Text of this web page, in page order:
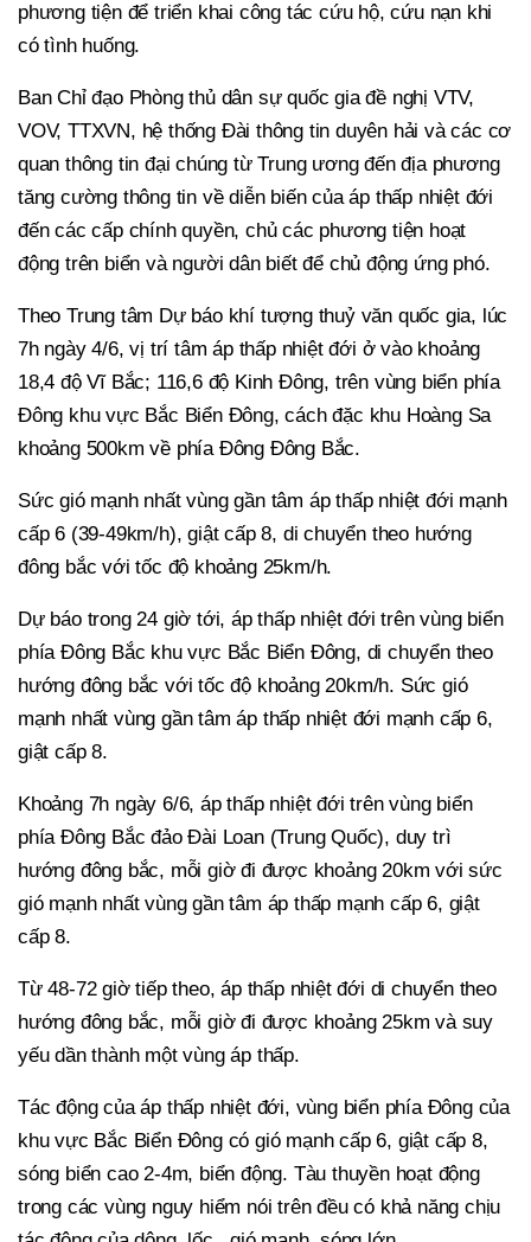
phương tiện để triển khai công tác cứu hộ, cứu nạn khi
có tình huống.
Ban Chỉ đạo Phòng thủ dân sự quốc gia đề nghị VTV,
VOV, TTXVN, hệ thống Đài thông tin duyên hải và các cơ
quan thông tin đại chúng từ Trung ương đến địa phương
tăng cường thông tin về diễn biến của áp thấp nhiệt đới
đến các cấp chính quyền, chủ các phương tiện hoạt
động trên biển và người dân biết để chủ động ứng phó.
Theo Trung tâm Dự báo khí tượng thuỷ văn quốc gia, lúc
7h ngày 4/6, vị trí tâm áp thấp nhiệt đới ở vào khoảng
18,4 độ Vĩ Bắc; 116,6 độ Kinh Đông, trên vùng biển phía
Đông khu vực Bắc Biển Đông, cách đặc khu Hoàng Sa
khoảng 500km về phía Đông Đông Bắc.
Sức gió mạnh nhất vùng gần tâm áp thấp nhiệt đới mạnh
cấp 6 (39-49km/h), giật cấp 8, di chuyển theo hướng
đông bắc với tốc độ khoảng 25km/h.
Dự báo trong 24 giờ tới, áp thấp nhiệt đới trên vùng biển
phía Đông Bắc khu vực Bắc Biển Đông, di chuyển theo
hướng đông bắc với tốc độ khoảng 20km/h. Sức gió
mạnh nhất vùng gần tâm áp thấp nhiệt đới mạnh cấp 6,
giật cấp 8.
Khoảng 7h ngày 6/6, áp thấp nhiệt đới trên vùng biển
phía Đông Bắc đảo Đài Loan (Trung Quốc), duy trì
hướng đông bắc, mỗi giờ đi được khoảng 20km với sức
gió mạnh nhất vùng gần tâm áp thấp mạnh cấp 6, giật
cấp 8.
Từ 48-72 giờ tiếp theo, áp thấp nhiệt đới di chuyển theo
hướng đông bắc, mỗi giờ đi được khoảng 25km và suy
yếu dần thành một vùng áp thấp.
Tác động của áp thấp nhiệt đới, vùng biển phía Đông của
khu vực Bắc Biển Đông có gió mạnh cấp 6, giật cấp 8,
sóng biển cao 2-4m, biển động. Tàu thuyền hoạt động
trong các vùng nguy hiểm nói trên đều có khả năng chịu